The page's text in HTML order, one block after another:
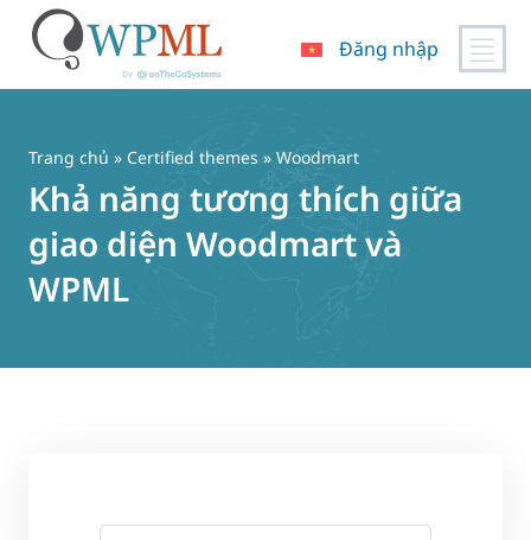
Đăng nhập
Trang chủ » Certified themes » Woodmart
Khả năng tương thích giữa
giao diện Woodmart và
WPML